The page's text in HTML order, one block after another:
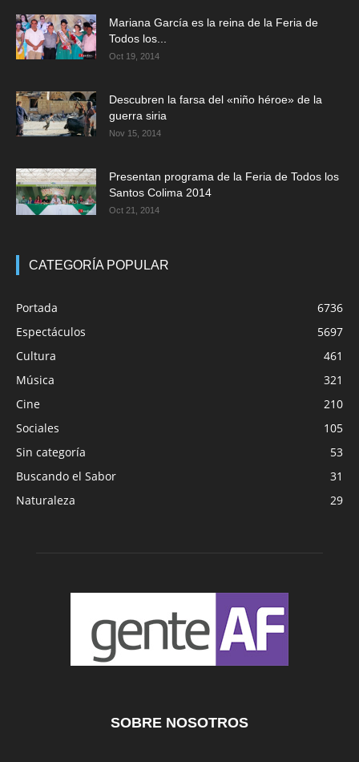
Mariana García es la reina de la Feria de
Todos los...
Oct 19, 2014
Descubren la farsa del «niño héroe» de la
guerra siria
Nov 15, 2014
Presentan programa de la Feria de Todos los
Santos Colima 2014
Oct 21, 2014
CATEGORÍA POPULAR
Portada
6736
Espectáculos
5697
Cultura
461
Música
321
Cine
210
Sociales
105
Sin categoría
53
Buscando el Sabor
31
Naturaleza
29
SOBRE NOSOTROS